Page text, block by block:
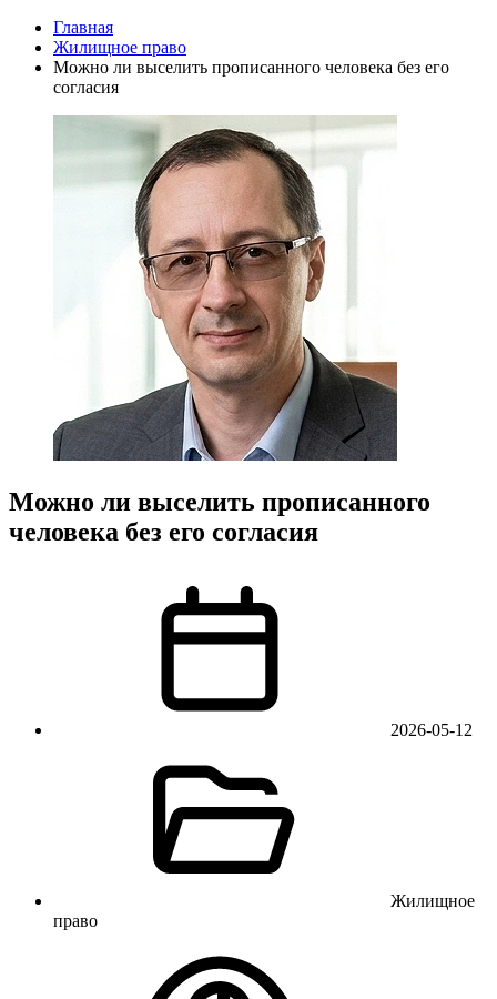
Главная
Жилищное право
Можно ли выселить прописанного человека без его
согласия
Можно ли выселить прописанного
человека без его согласия
2026-05-12
Жилищное
право